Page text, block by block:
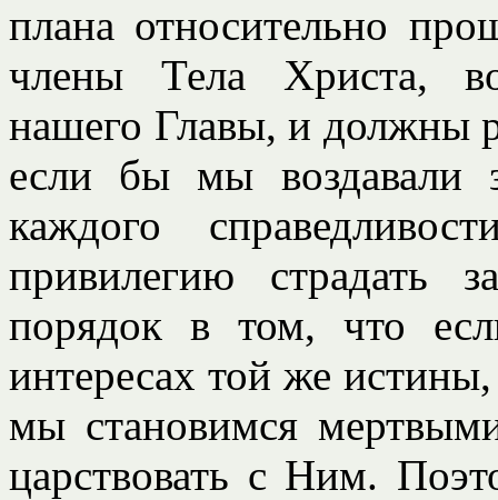
плана относительно
члены Тела Христа,
нашего Главы, и должны
если бы мы воздавали
каждого
привилегию страдать
порядок в том, что
интересах той же
мы становимся
царствовать с Ним.